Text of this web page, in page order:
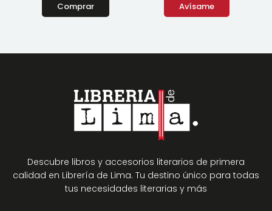
Comprar Avísame
Descubre libros y accesorios literarios de primera
calidad en Librería de Lima. Tu destino único para todas
tus necesidades literarias y más